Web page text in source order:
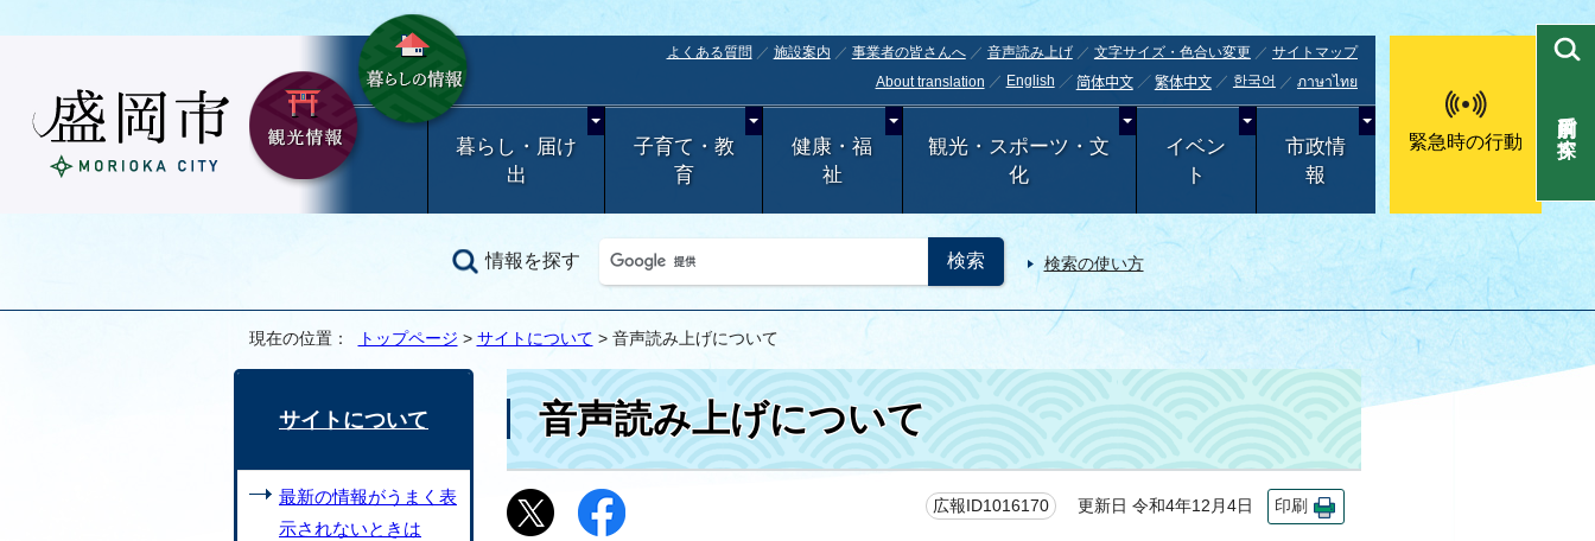
よくある質問 施設案内 事業者の皆さんへ 音声読み上げ 文字サイズ・色合い変更
サイトマップ
About translation
English 简体中文 繁体中文 한국어 ภาษาไทย
暮らし・届け
出
子育て・教
育
健康・福
祉
観光・スポーツ・文
化
イベン
ト
市政情
報
緊急時の行動
情報を探す 検索の使い方
目的別で探す
現在の位置： トップページ > サイトについて > 音声読み上げについて
音声読み上げについて
広報ID1016170 更新日 令和4年12月4日 印刷
サイトについて
最新の情報がうまく表
示されないときは